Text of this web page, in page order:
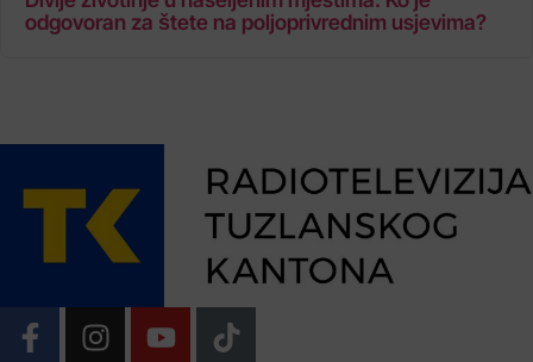
odgovoran za štete na poljoprivrednim usjevima?